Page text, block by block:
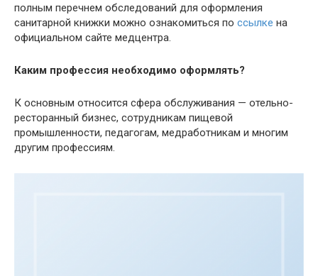
полным перечнем обследований для оформления
санитарной книжки можно ознакомиться по ссылке на
официальном сайте медцентра.
Каким профессия необходимо оформлять?
К основным относится сфера обслуживания — отельно-
ресторанный бизнес, сотрудникам пищевой
промышленности, педагогам, медработникам и многим
другим профессиям.